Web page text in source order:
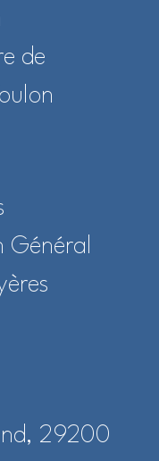
de
Général
29200